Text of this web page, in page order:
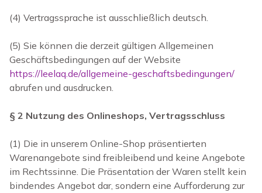
(4) Vertragssprache ist ausschließlich deutsch.
(5) Sie können die derzeit gültigen Allgemeinen
Geschäftsbedingungen auf der Website
https://leelaq.de/allgemeine-geschaftsbedingungen/
abrufen und ausdrucken.
§ 2 Nutzung des Onlineshops, Vertragsschluss
(1) Die in unserem Online-Shop präsentierten
Warenangebote sind freibleibend und keine Angebote
im Rechtssinne. Die Präsentation der Waren stellt kein
bindendes Angebot dar, sondern eine Aufforderung zur